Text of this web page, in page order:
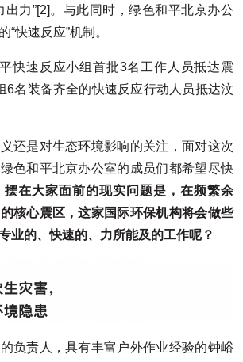
出力”[2]。与此同时，绿色和平北京办公
快速反应”机制。
快速反应小组首批3名工作人员抵达震
6名装备齐全的快速反应行动人员抵达汶
还是对生态环境影响的关注，面对这次
色和平北京办公室的成员们都希望尽快
摆在大家面前的现实问题是，在频繁余
核心震区，这家国际环保机构将会做些
业的、快速的、力所能及的工作呢？
负责人，具有丰富户外作业经验的钟峪